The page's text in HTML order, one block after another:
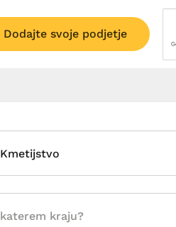
Dodajte svoje podjetje
Kmetijstvo